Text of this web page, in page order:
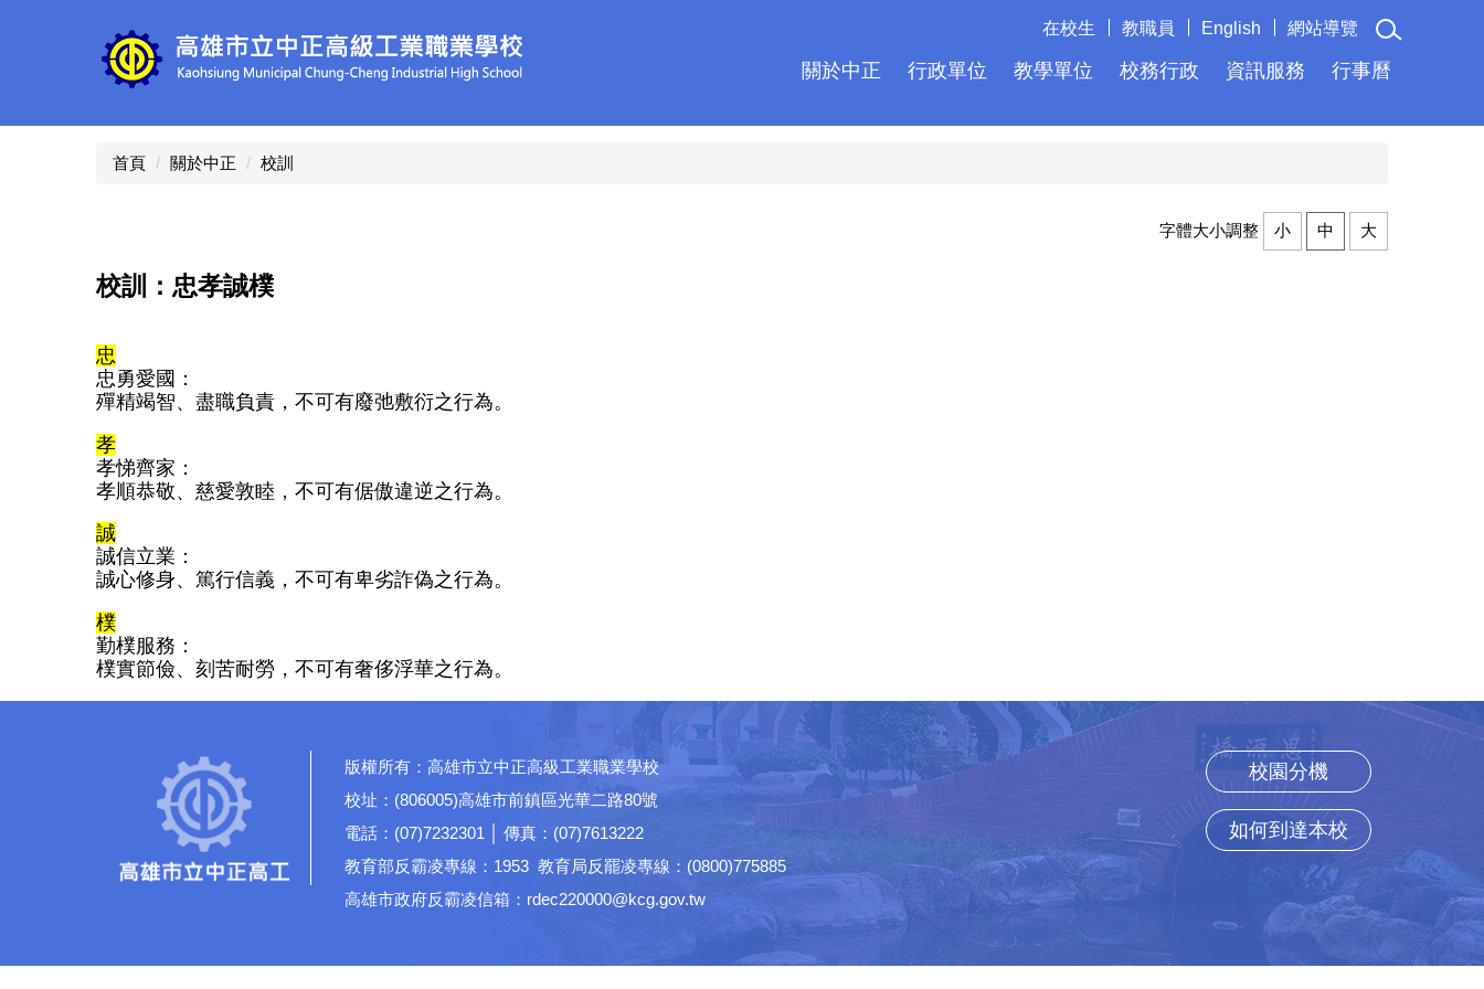
關於中正 行政單位 教學單位 校務行政 資訊服務 行事曆
在校生 教職員 English 網站導覽
首頁 關於中正 校訓
字體大小調整 小 中 大
校訓：忠孝誠樸
忠
忠勇愛國：
殫精竭智、盡職負責，不可有廢弛敷衍之行為。
孝
孝悌齊家：
孝順恭敬、慈愛敦睦，不可有倨傲違逆之行為。
誠
誠信立業：
誠心修身、篤行信義，不可有卑劣詐偽之行為。
樸
勤樸服務：
樸實節儉、刻苦耐勞，不可有奢侈浮華之行為。
版權所有：高雄市立中正高級工業職業學校
校址：(806005)高雄市前鎮區光華二路80號
電話：(07)7232301 │ 傳真：(07)7613222
教育部反霸凌專線：1953 教育局反罷凌專線：(0800)775885
高雄市政府反霸凌信箱：rdec220000@kcg.gov.tw
校園分機
如何到達本校